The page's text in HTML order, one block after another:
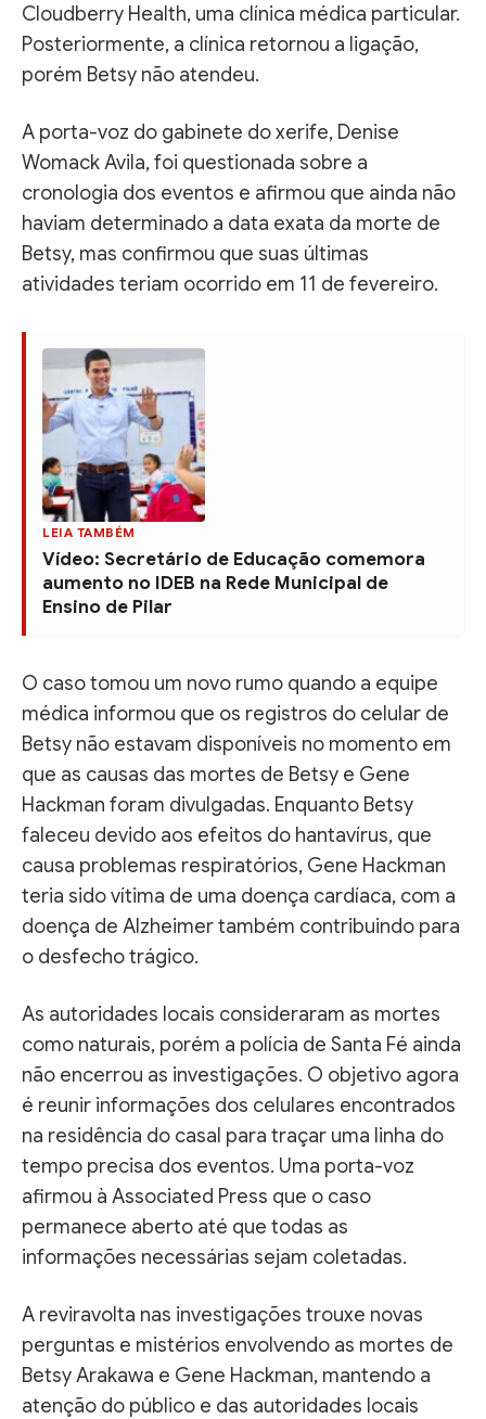
Cloudberry Health, uma clínica médica particular.
Posteriormente, a clínica retornou a ligação,
porém Betsy não atendeu.
A porta-voz do gabinete do xerife, Denise
Womack Avila, foi questionada sobre a
cronologia dos eventos e afirmou que ainda não
haviam determinado a data exata da morte de
Betsy, mas confirmou que suas últimas
atividades teriam ocorrido em 11 de fevereiro.
LEIA TAMBÉM
Vídeo: Secretário de Educação comemora
aumento no IDEB na Rede Municipal de
Ensino de Pilar
O caso tomou um novo rumo quando a equipe
médica informou que os registros do celular de
Betsy não estavam disponíveis no momento em
que as causas das mortes de Betsy e Gene
Hackman foram divulgadas. Enquanto Betsy
faleceu devido aos efeitos do hantavírus, que
causa problemas respiratórios, Gene Hackman
teria sido vítima de uma doença cardíaca, com a
doença de Alzheimer também contribuindo para
o desfecho trágico.
As autoridades locais consideraram as mortes
como naturais, porém a polícia de Santa Fé ainda
não encerrou as investigações. O objetivo agora
é reunir informações dos celulares encontrados
na residência do casal para traçar uma linha do
tempo precisa dos eventos. Uma porta-voz
afirmou à Associated Press que o caso
permanece aberto até que todas as
informações necessárias sejam coletadas.
A reviravolta nas investigações trouxe novas
perguntas e mistérios envolvendo as mortes de
Betsy Arakawa e Gene Hackman, mantendo a
atenção do público e das autoridades locais